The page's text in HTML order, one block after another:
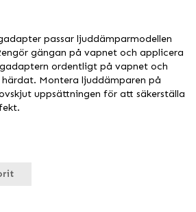
passar ljuddämparmodellen
gängan på vapnet och applicera
ordentligt på vapnet och
Montera ljuddämparen på
uppsättningen för att säkerställa